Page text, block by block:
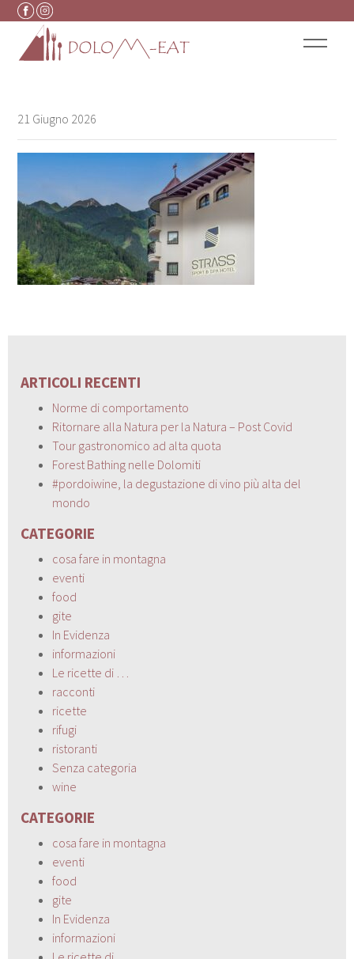
Vai al contenuto
21 Giugno 2026
ARTICOLI RECENTI
Norme di comportamento
Ritornare alla Natura per la Natura – Post Covid
Tour gastronomico ad alta quota
Forest Bathing nelle Dolomiti
#pordoiwine, la degustazione di vino più alta del
mondo
CATEGORIE
cosa fare in montagna
eventi
food
gite
In Evidenza
informazioni
Le ricette di …
racconti
ricette
rifugi
ristoranti
Senza categoria
wine
CATEGORIE
cosa fare in montagna
eventi
food
gite
In Evidenza
informazioni